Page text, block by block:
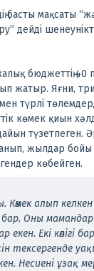
басты мақсаты
дейді
бюджеттің 40
жатыр. Яғни,
түрлі
көмек қиын
түзетпеген.
жылдар бойы
көбейген.
Көмек алып
Оны мамандар
екен. Екі көлігі
тексергенде
Несиені ұзақ